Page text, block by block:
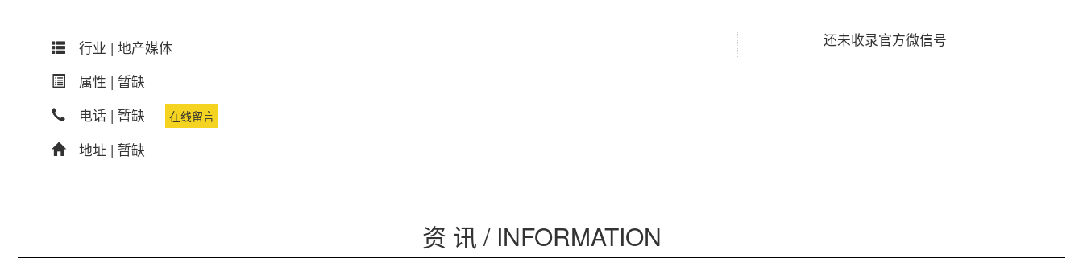
行业 | 地产媒体
属性 | 暂缺
电话 | 暂缺 在线留言
地址 | 暂缺
还未收录官方微信号
资 讯 / INFORMATION